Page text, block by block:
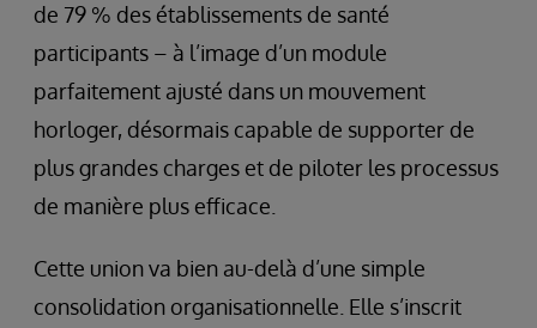
de 79 % des établissements de santé
participants – à l’image d’un module
parfaitement ajusté dans un mouvement
horloger, désormais capable de supporter de
plus grandes charges et de piloter les processus
de manière plus efficace.
Cette union va bien au-delà d’une simple
consolidation organisationnelle. Elle s’inscrit